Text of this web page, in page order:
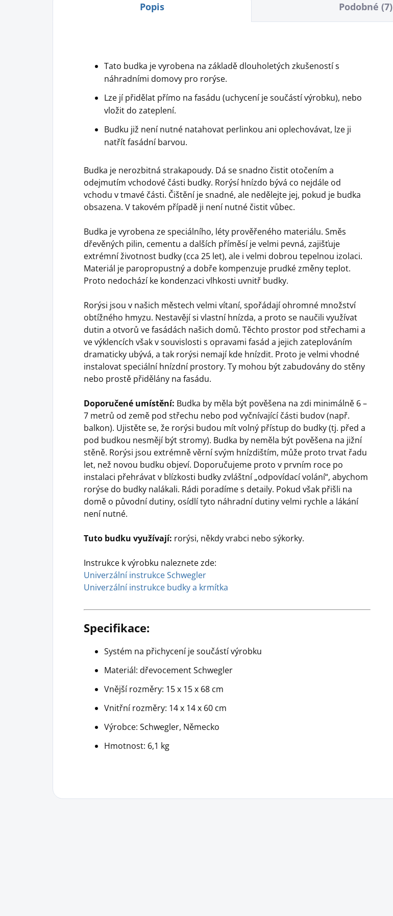
Popis Podobné (7)
Tato budka je vyrobena na základě dlouholetých zkušeností s
náhradními domovy pro rorýse.
Lze jí přidělat přímo na fasádu (uchycení je součástí výrobku), nebo
vložit do zateplení.
Budku již není nutné natahovat perlinkou ani oplechovávat, lze ji
natřít fasádní barvou.
Budka je nerozbitná strakapoudy. Dá se snadno čistit otočením a
odejmutím vchodové části budky. Rorýsí hnízdo bývá co nejdále od
vchodu v tmavé části. Čištění je snadné, ale nedělejte jej, pokud je budka
obsazena. V takovém případě ji není nutné čistit vůbec.
Budka je vyrobena ze speciálního, léty prověřeného materiálu. Směs
dřevěných pilin, cementu a dalších příměsí je velmi pevná, zajišťuje
extrémní životnost budky (cca 25 let), ale i velmi dobrou tepelnou izolaci.
Materiál je paropropustný a dobře kompenzuje prudké změny teplot.
Proto nedochází ke kondenzaci vlhkosti uvnitř budky.
Rorýsi jsou v našich městech velmi vítaní, spořádají ohromné množství
obtížného hmyzu. Nestavějí si vlastní hnízda, a proto se naučili využívat
dutin a otvorů ve fasádách našich domů. Těchto prostor pod střechami a
ve výklencích však v souvislosti s opravami fasád a jejich zateplováním
dramaticky ubývá, a tak rorýsi nemají kde hnízdit. Proto je velmi vhodné
instalovat speciální hnízdní prostory. Ty mohou být zabudovány do stěny
nebo prostě přidělány na fasádu.
Doporučené umístění: Budka by měla být pověšena na zdi minimálně 6 –
7 metrů od země pod střechu nebo pod vyčnívající části budov (např.
balkon). Ujistěte se, že rorýsi budou mít volný přístup do budky (tj. před a
pod budkou nesmějí být stromy). Budka by neměla být pověšena na jižní
stěně. Rorýsi jsou extrémně věrní svým hnízdištím, může proto trvat řadu
let, než novou budku objeví. Doporučujeme proto v prvním roce po
instalaci přehrávat v blízkosti budky zvláštní „odpovídací volání“, abychom
rorýse do budky nalákali. Rádi poradíme s detaily. Pokud však přišli na
domě o původní dutiny, osídlí tyto náhradní dutiny velmi rychle a lákání
není nutné.
Tuto budku využívají: rorýsi, někdy vrabci nebo sýkorky.
Instrukce k výrobku naleznete zde:
Univerzální instrukce Schwegler
Univerzální instrukce budky a krmítka
Specifikace:
Systém na přichycení je součástí výrobku
Materiál: dřevocement Schwegler
Vnější rozměry: 15 x 15 x 68 cm
Vnitřní rozměry: 14 x 14 x 60 cm
Výrobce: Schwegler, Německo
Hmotnost: 6,1 kg